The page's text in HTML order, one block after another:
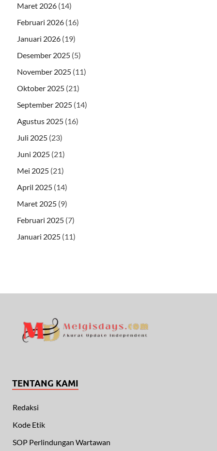
Maret 2026 (14)
Februari 2026 (16)
Januari 2026 (19)
Desember 2025 (5)
November 2025 (11)
Oktober 2025 (21)
September 2025 (14)
Agustus 2025 (16)
Juli 2025 (23)
Juni 2025 (21)
Mei 2025 (21)
April 2025 (14)
Maret 2025 (9)
Februari 2025 (7)
Januari 2025 (11)
TENTANG KAMI
Redaksi
Kode Etik
SOP Perlindungan Wartawan